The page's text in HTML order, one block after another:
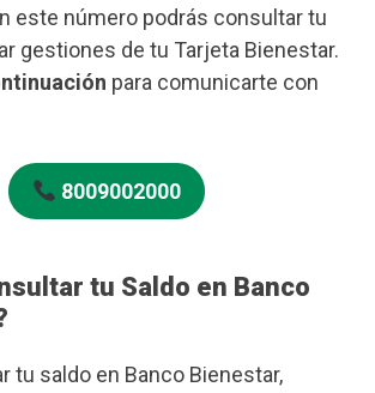
este número podrás consultar tu
gestiones de tu Tarjeta Bienestar.
para comunicarte con
8009002000
tu Saldo en Banco
tu saldo en Banco Bienestar,